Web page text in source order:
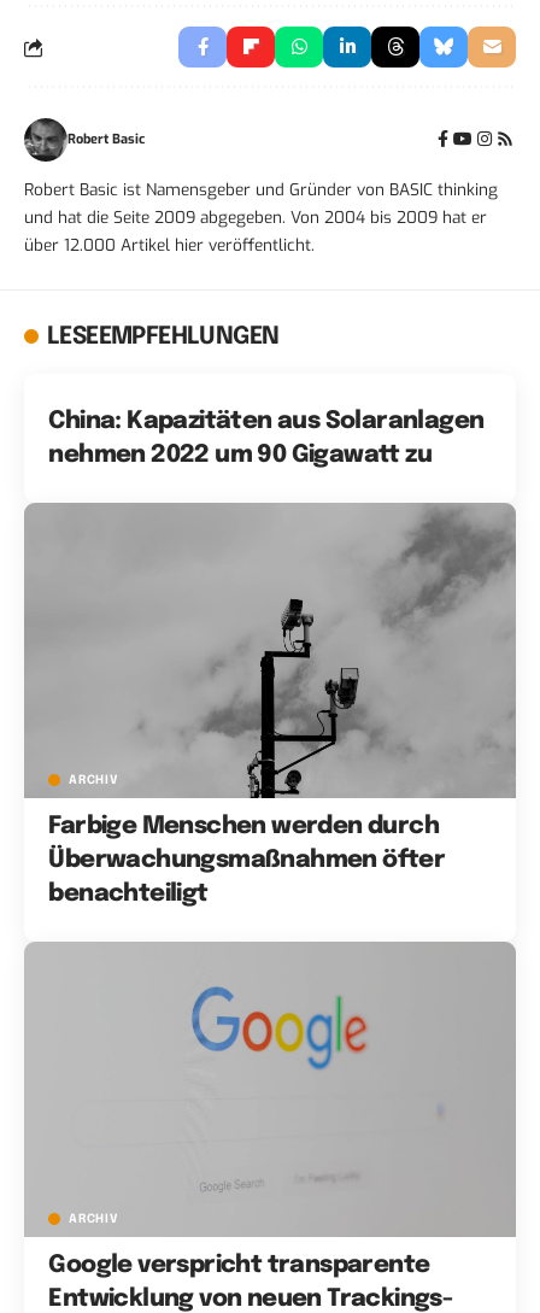
Robert Basic
Robert Basic ist Namensgeber und Gründer von BASIC thinking
und hat die Seite 2009 abgegeben. Von 2004 bis 2009 hat er
über 12.000 Artikel hier veröffentlicht.
LESEEMPFEHLUNGEN
China: Kapazitäten aus Solaranlagen
nehmen 2022 um 90 Gigawatt zu
ARCHIV
Farbige Menschen werden durch
Überwachungsmaßnahmen öfter
benachteiligt
ARCHIV
Google verspricht transparente
Entwicklung von neuen Trackings-